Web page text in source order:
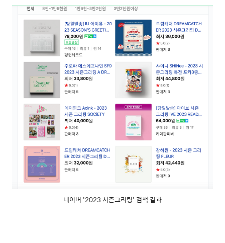
네이버 '2023 시즌그리팅' 검색 결과